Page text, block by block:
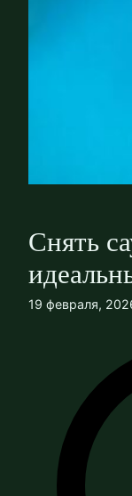
Снять
19 февраля,